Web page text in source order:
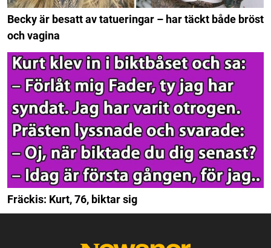
Becky är besatt av tatueringar – har täckt både bröst
och vagina
Fräckis: Kurt, 76, biktar sig